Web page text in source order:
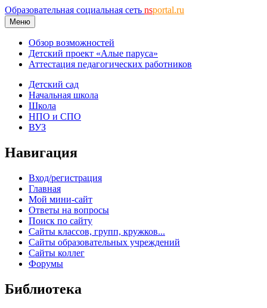
Образовательная социальная сеть nsportal.ru
Меню
Обзор возможностей
Детский проект «Алые паруса»
Аттестация педагогических работников
Детский сад
Начальная школа
Школа
НПО и СПО
ВУЗ
Навигация
Вход/регистрация
Главная
Мой мини-сайт
Ответы на вопросы
Поиск по сайту
Сайты классов, групп, кружков...
Сайты образовательных учреждений
Сайты коллег
Форумы
Библиотека